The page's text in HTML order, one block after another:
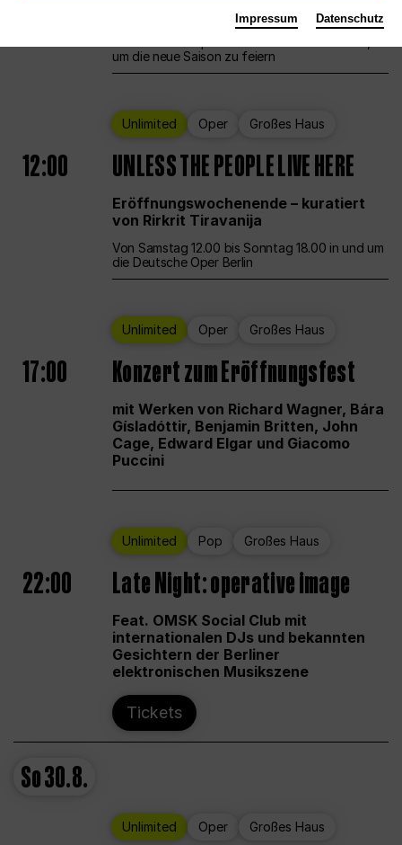
um die neue Saison zu feiern
Unlimited Oper Großes Haus
12:00 UNLESS THE PEOPLE LIVE HERE
Eröffnungswochenende – kuratiert
von Rirkrit Tiravanija
Von Samstag 12.00 bis Sonntag 18.00 in und um
die Deutsche Oper Berlin
Unlimited Oper Großes Haus
17:00 Konzert zum Eröffnungsfest
mit Werken von Richard Wagner, Bára
Gísladóttir, Benjamin Britten, John
Cage, Edward Elgar und Giacomo
Puccini
Unlimited Pop Großes Haus
22:00 Late Night: operative image
Feat. OMSK Social Club mit
internationalen DJs und bekannten
Gesichtern der Berliner
elektronischen Musikszene
Tickets
So30.8.
Unlimited Oper Großes Haus
Impressum Datenschutz